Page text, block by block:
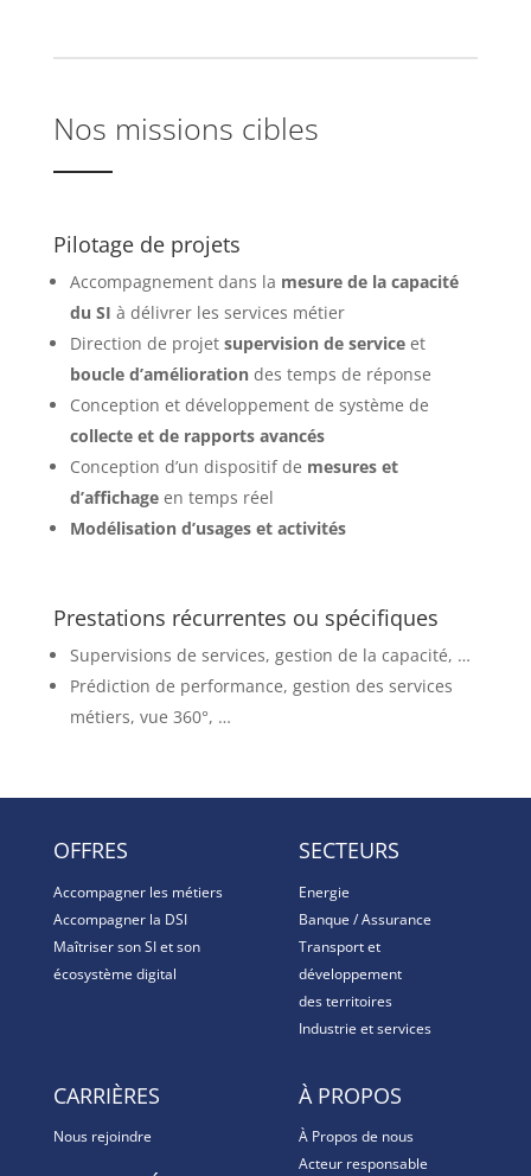
Nos missions cibles
Pilotage de projets
Accompagnement dans la mesure de la capacité
du SI à délivrer les services métier
Direction de projet supervision de service et
boucle d’amélioration des temps de réponse
Conception et développement de système de
collecte et de rapports avancés
Conception d’un dispositif de mesures et
d’affichage en temps réel
Modélisation d’usages et activités
Prestations récurrentes ou spécifiques
Supervisions de services, gestion de la capacité, …
Prédiction de performance, gestion des services
métiers, vue 360°, …
OFFRES
Accompagner les métiers
Accompagner la DSI
Maîtriser son SI et son
écosystème digital
SECTEURS
Energie
Banque / Assurance
Transport et
développement
des territoires
Industrie et services
CARRIÈRES
Nous rejoindre
À PROPOS
À Propos de nous
Acteur responsable